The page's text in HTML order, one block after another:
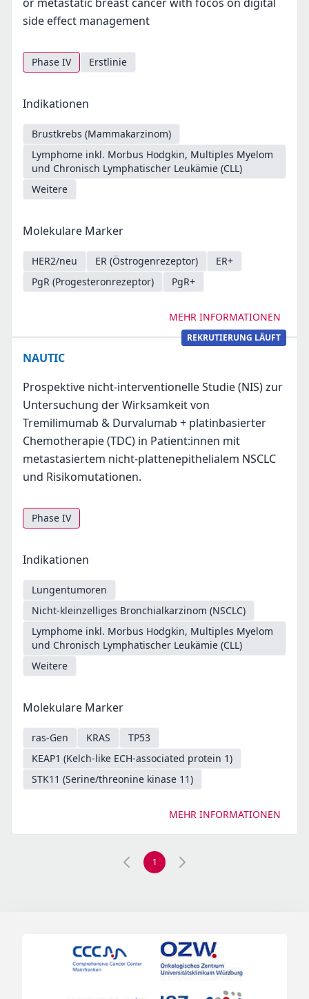
side effect management
Phase IV Erstlinie
Indikationen
Brustkrebs (Mammakarzinom)
Lymphome inkl. Morbus Hodgkin, Multiples Myelom
und Chronisch Lymphatischer Leukämie (CLL)
Weitere
Molekulare Marker
HER2/neu ER (Östrogenrezeptor)
ER+
PgR (Progesteronrezeptor)
PgR+
MEHR INFORMATIONEN
REKRUTIERUNG LÄUFT
NAUTIC
Prospektive nicht-interventionelle Studie (NIS) zur
Untersuchung der Wirksamkeit von
Tremilimumab & Durvalumab + platinbasierter
Chemotherapie (TDC) in Patient:innen mit
metastasiertem nicht-plattenepithelialem NSCLC
und Risikomutationen.
Phase IV
Indikationen
Lungentumoren
Nicht-kleinzelliges Bronchialkarzinom (NSCLC)
Lymphome inkl. Morbus Hodgkin, Multiples Myelom
und Chronisch Lymphatischer Leukämie (CLL)
Weitere
Molekulare Marker
ras-Gen KRAS
TP53
KEAP1 (Kelch-like ECH-associated protein 1)
STK11 (Serine/threonine kinase 11)
MEHR INFORMATIONEN
1